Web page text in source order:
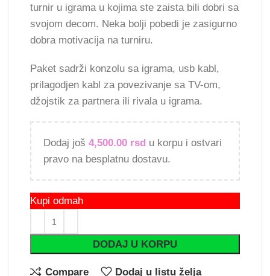
turnir u igrama u kojima ste zaista bili dobri sa
svojom decom. Neka bolji pobedi je zasigurno
dobra motivacija na turniru.
Paket sadrži konzolu sa igrama, usb kabl,
prilagodjen kabl za povezivanje sa TV-om,
džojstik za partnera ili rivala u igrama.
Dodaj još 4,500.00 rsd u korpu i ostvari
pravo na besplatnu dostavu.
DODAJ U KORPU
Kupi odmah
Compare Dodaj u listu želja